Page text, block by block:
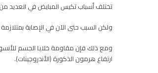
تختلف أسباب تكيس المبايض في العديد
ولكن السبب حتى الآن في الإصابة
ومع ذلك فإن مقاومة خلايا الجسم
ارتفاع هرمون الذكورة (الأندروجينات).